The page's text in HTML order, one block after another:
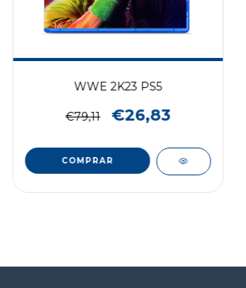
WWE 2K23 PS5
€79,11 €26,83
COMPRAR